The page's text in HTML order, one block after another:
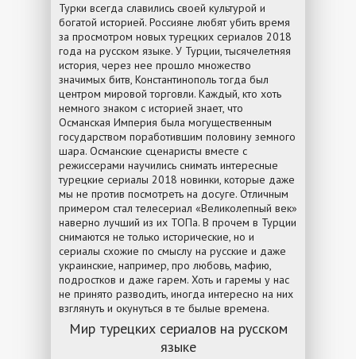
Турки всегда славились своей культурой и
богатой историей. Россияне любят убить время
за просмотром новых турецких сериалов 2018
года на русском языке. У Турции, тысячелетняя
история, через нее прошло множество
значимых битв, Константинополь тогда был
центром мировой торговли. Каждый, кто хоть
немного знаком с историей знает, что
Османская Империя была могущественным
государством поработившим половину земного
шара. Османские сценаристы вместе с
режиссерами научились снимать интересные
турецкие сериалы 2018 новинки, которые даже
мы не против посмотреть на досуге. Отличным
примером стал телесериал «Великолепный век»
наверно лучший из их ТОПа. В прочем в Турции
снимаются не только исторические, но и
сериалы схожие по смыслу на русские и даже
украинские, например, про любовь, мафию,
подростков и даже гарем. Хоть и гаремы у нас
не принято разводить, иногда интересно на них
взглянуть и окунуться в те былые времена.
Мир турецких сериалов на русском
языке